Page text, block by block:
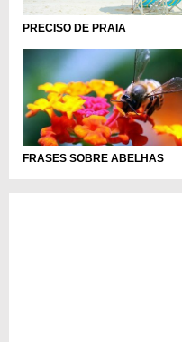
PRECISO DE PRAIA
FRASES SOBRE ABELHAS